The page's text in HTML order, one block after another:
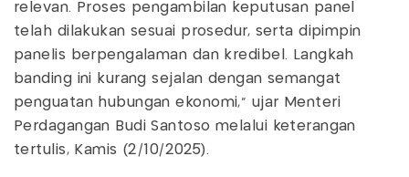
relevan. Proses pengambilan keputusan panel
telah dilakukan sesuai prosedur, serta dipimpin
panelis berpengalaman dan kredibel. Langkah
banding ini kurang sejalan dengan semangat
penguatan hubungan ekonomi," ujar Menteri
Perdagangan Budi Santoso melalui keterangan
tertulis, Kamis (2/10/2025).